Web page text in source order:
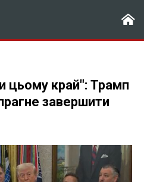
цьому край": Трамп
завершити